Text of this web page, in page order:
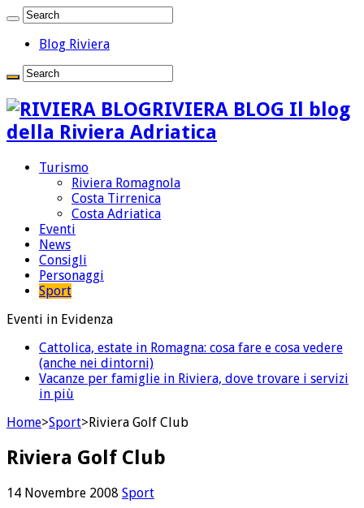
Blog Riviera
RIVIERA BLOG Il blog
della Riviera Adriatica
Turismo
Riviera Romagnola
Costa Tirrenica
Costa Adriatica
Eventi
News
Consigli
Personaggi
Sport
Eventi in Evidenza
Cattolica, estate in Romagna: cosa fare e cosa vedere
(anche nei dintorni)
Vacanze per famiglie in Riviera, dove trovare i servizi
in più
Home>Sport>Riviera Golf Club
Riviera Golf Club
14 Novembre 2008 Sport